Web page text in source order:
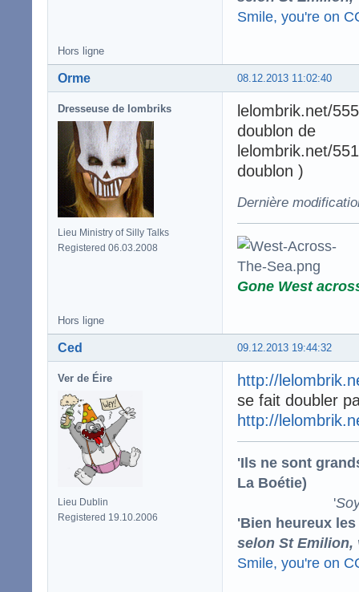
Smile, you're on
Hors ligne
08.12.2013 11:02:40
Orme
Dresseuse de lombriks
Lieu Ministry of Silly Talks
Registered 06.03.2008
lelombrik.net/
doublon de
lelombrik.net/
doublon )
Dernière
Gone West
Hors ligne
09.12.2013 19:44:32
Ced
Ver de Éire
Lieu Dublin
Registered 19.10.2006
http://
se fait doubler
http://
'Ils ne sont
La Boétie)
'
'Bien heureux
selon St Emilion,
Smile, you're on